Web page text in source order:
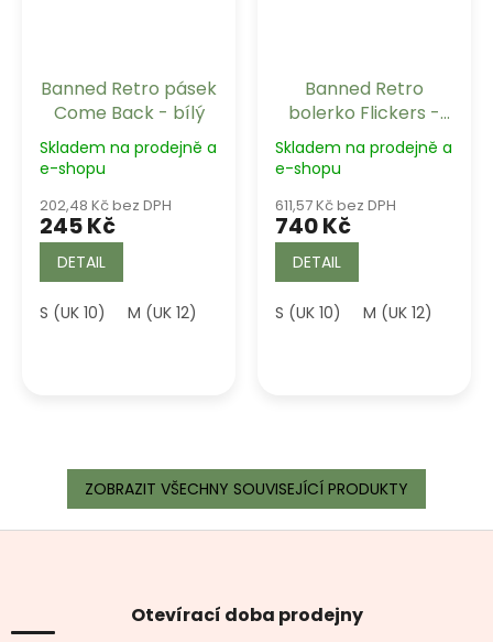
Banned Retro pásek
Come Back - bílý
Skladem na prodejně a
e-shopu
202,48 Kč bez DPH
245 Kč
DETAIL
S (UK 10) M (UK 12) L (UK 14)
Banned Retro
bolerko Flickers -
Skladem na prodejně a
e-shopu
611,57 Kč bez DPH
740 Kč
DETAIL
S (UK 10) M (UK 12)
ZOBRAZIT VŠECHNY SOUVISEJÍCÍ PRODUKTY
Z
Otevírací doba prodejny